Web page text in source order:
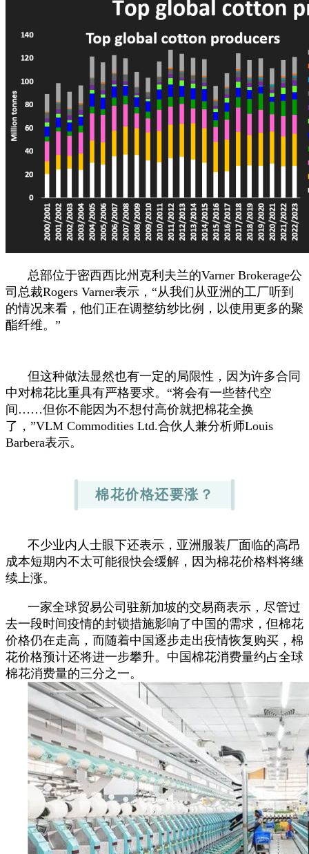
总部位于密西西比州克利夫兰的Varner Brokerage公
司总裁Rogers Varner表示，“从我们从亚洲的工厂听到
的情况来看，他们正在调整纺纱比例，以使用更多的聚
酯纤维。”
但这种做法显然也有一定的局限性，因为许多合同
中对棉花比重具有严格要求。“将会有一些替代空
间……但你不能因为不想付高价就把棉花全换
了，”VLM Commodities Ltd.合伙人兼分析师Louis
Barbera表示。
棉花价格还要涨？
不少业内人士眼下还表示，亚洲服装厂面临的高昂
成本短期内不太可能很快会缓解，因为棉花价格料将继
续上涨。
一家全球贸易公司驻新加坡的交易商表示，尽管过
去一段时间疫情的封锁措施影响了中国的需求，但棉花
价格仍在走高，而随着中国逐步走出疫情恢复购买，棉
花价格预计还将进一步攀升。中国棉花消费量约占全球
棉花消费量的三分之一。